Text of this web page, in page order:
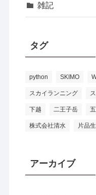
雑記
タグ
python SKIMO
スカイランニング
下越 二王子岳
株式会社清水 片品
アーカイブ